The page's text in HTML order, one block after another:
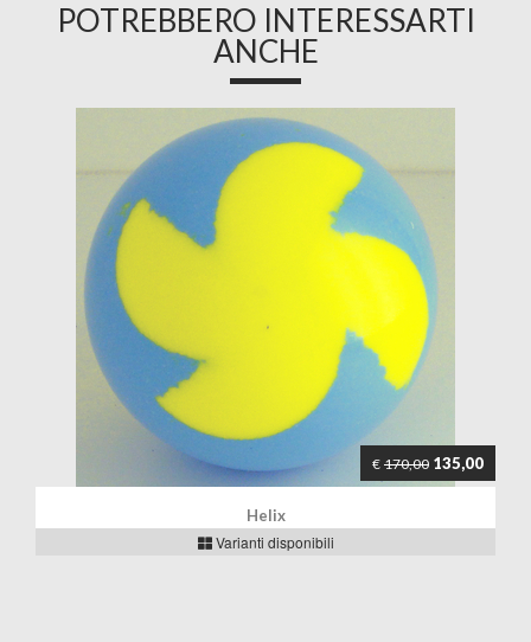
POTREBBERO INTERESSARTI
ANCHE
€ 170,00 135,00
Helix
Varianti disponibili